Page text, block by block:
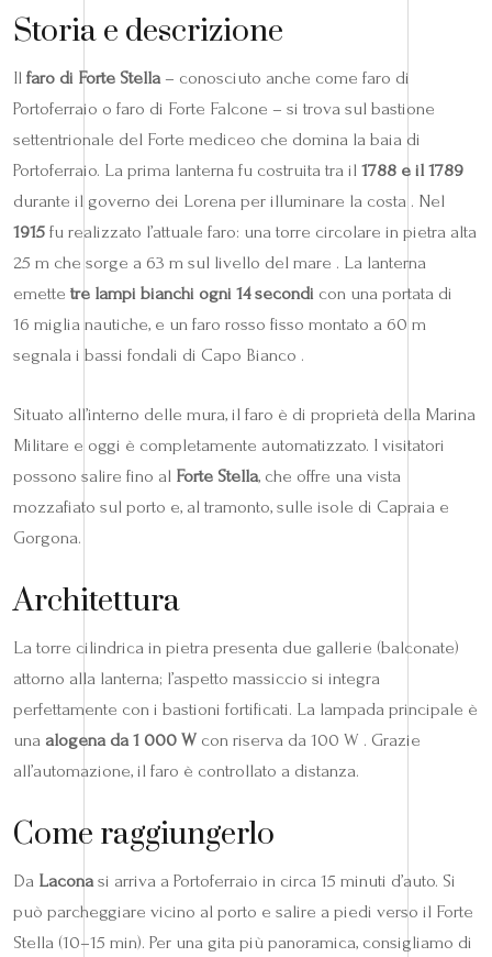
Storia e descrizione
Il faro di Forte Stella– conosciuto anche come faro di
Portoferraio o faro di Forte Falcone – si trova sul bastione
settentrionale del Forte mediceo che domina la baia di
Portoferraio. La prima lanterna fu costruita tra il 1788 e il 1789
durante il governo dei Lorena per illuminare la costa . Nel
1915 fu realizzato l’attuale faro: una torre circolare in pietra alta
25 m che sorge a 63 m sul livello del mare . La lanterna
emette tre lampi bianchi ogni 14 secondi con una portata di
16 miglia nautiche, e un faro rosso fisso montato a 60 m
segnala i bassi fondali di Capo Bianco .
Situato all’interno delle mura, il faro è di proprietà della Marina
Militare e oggi è completamente automatizzato. I visitatori
possono salire fino al Forte Stella, che offre una vista
mozzafiato sul porto e, al tramonto, sulle isole di Capraia e
Gorgona.
Architettura
La torre cilindrica in pietra presenta due gallerie (balconate)
attorno alla lanterna; l’aspetto massiccio si integra
perfettamente con i bastioni fortificati. La lampada principale è
una alogena da 1 000 W con riserva da 100 W . Grazie
all’automazione, il faro è controllato a distanza.
Come raggiungerlo
Da Laconasi arriva a Portoferraio in circa 15 minuti d’auto. Si
può parcheggiare vicino al porto e salire a piedi verso il Forte
Stella (10–15 min). Per una gita più panoramica, consigliamo di